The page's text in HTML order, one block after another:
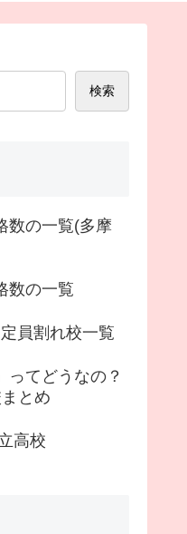
検索
の一覧(多摩
数の一覧
員割れ校一覧
ってどうなの？
とめ
高校